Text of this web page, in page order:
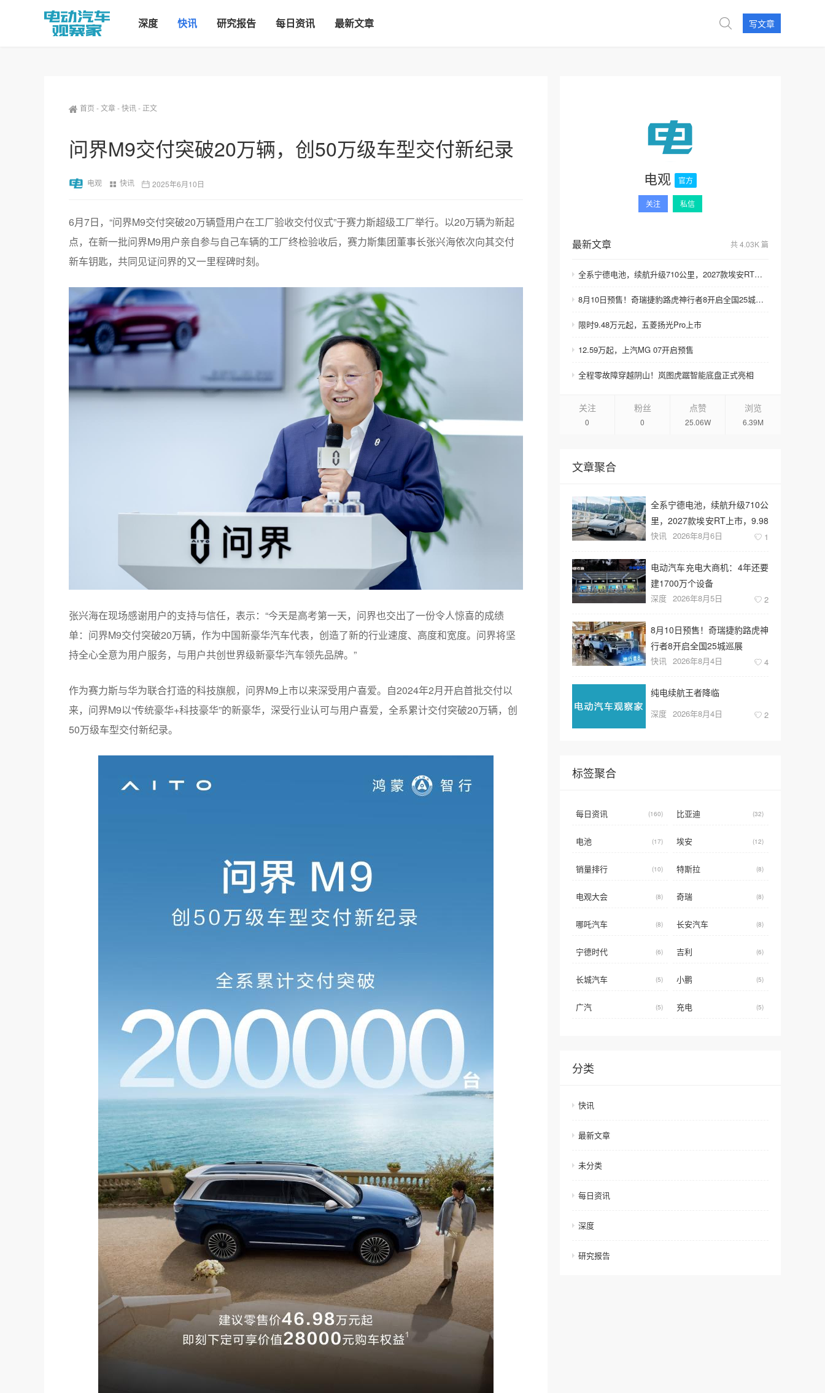
深度 快讯 研究报告 每日资讯 最新文章 写文章
首页 -文章-快讯- 正文
问界M9交付突破20万辆，创50万级车型交付新纪录
电观 快讯 2025年6月10日
6月7日，“问界M9交付突破20万辆暨用户在工厂验收交付仪式”于赛力斯超级工厂举行。以20万辆为新起
点，在新一批问界M9用户亲自参与自己车辆的工厂终检验收后，赛力斯集团董事长张兴海依次向其交付
新车钥匙，共同见证问界的又一里程碑时刻。
张兴海在现场感谢用户的支持与信任，表示：“今天是高考第一天，问界也交出了一份令人惊喜的成绩
单：问界M9交付突破20万辆，作为中国新豪华汽车代表，创造了新的行业速度、高度和宽度。问界将坚
持全心全意为用户服务，与用户共创世界级新豪华汽车领先品牌。”
作为赛力斯与华为联合打造的科技旗舰，问界M9上市以来深受用户喜爱。自2024年2月开启首批交付以
来，问界M9以“传统豪华+科技豪华”的新豪华，深受行业认可与用户喜爱，全系累计交付突破20万辆，创
50万级车型交付新纪录。
电观 官方
关注 私信
最新文章 共 4.03K 篇
全系宁德电池，续航升级710公里，2027款埃安RT上市，9.98万元起售
8月10日预售！奇瑞捷豹路虎神行者8开启全国25城巡展
限时9.48万元起，五菱扬光Pro上市
12.59万起，上汽MG 07开启预售
全程零故障穿越阴山！岚图虎踞智能底盘正式亮相
关注
0
粉丝
0
点赞
25.06W
浏览
6.39M
文章聚合
全系宁德电池，续航升级710公
里，2027款埃安RT上市，9.98
万元起售
快讯 2026年8月6日 1
电动汽车充电大商机：4年还要
建1700万个设备
深度 2026年8月5日 2
8月10日预售！奇瑞捷豹路虎神
行者8开启全国25城巡展
快讯 2026年8月4日 4
纯电续航王者降临
深度 2026年8月4日 2
标签聚合
每日资讯 (160) 比亚迪 (32)
电池 (17) 埃安 (12)
销量排行 (10) 特斯拉 (8)
电观大会 (8) 奇瑞 (8)
哪吒汽车 (8) 长安汽车 (8)
宁德时代 (6) 吉利 (6)
长城汽车 (5) 小鹏 (5)
广汽 (5) 充电 (5)
分类
快讯
最新文章
未分类
每日资讯
深度
研究报告